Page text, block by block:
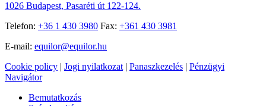
1026 Budapest, Pasaréti út 122-124.
Telefon: +36 1 430 3980 Fax: +361 430 3981
E-mail: equilor@equilor.hu
Cookie policy | Jogi nyilatkozat| Panaszkezelés | Pénzügyi
Navigátor
Bemutatkozás